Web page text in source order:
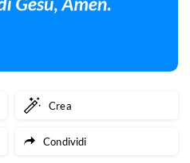
Crea
Condividi